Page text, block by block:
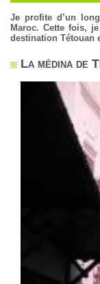
Je profite d’un
Maroc. Cette fois,
destination Tétouan
La médina de